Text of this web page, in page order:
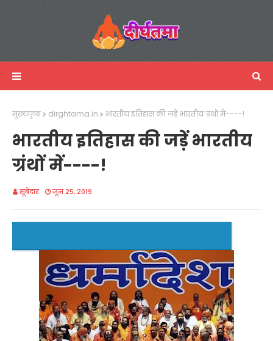
मुख्यपृष्ठ dirghtama.in भारतीय इतिहास की जड़ें भारतीय ग्रंथों में----!
भारतीय इतिहास की जड़ें भारतीय
ग्रंथों में----!
सूबेदार जून 25, 2019